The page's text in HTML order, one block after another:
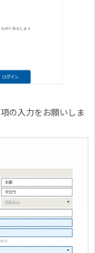
の入力をお願いしま